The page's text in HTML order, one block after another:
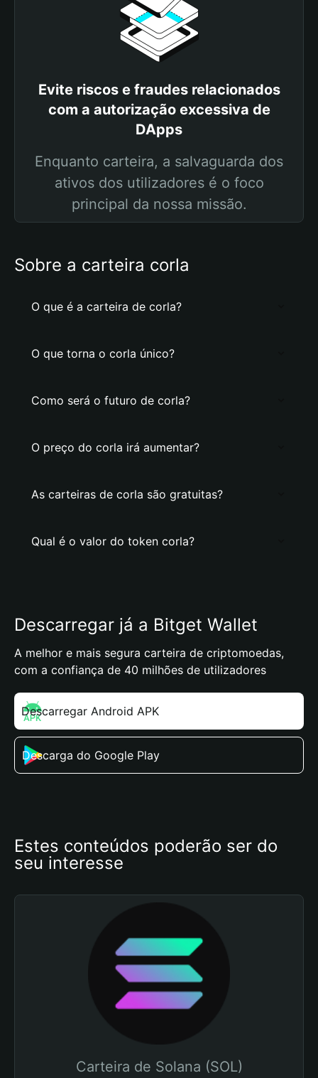
Evite riscos e fraudes relacionados
com a autorização excessiva de
DApps
Enquanto carteira, a salvaguarda dos
ativos dos utilizadores é o foco
principal da nossa missão.
Sobre a carteira corla
O que é a carteira de corla?
O que torna o corla único?
Como será o futuro de corla?
O preço do corla irá aumentar?
As carteiras de corla são gratuitas?
Qual é o valor do token corla?
Descarregar já a Bitget Wallet
A melhor e mais segura carteira de criptomoedas,
com a confiança de 40 milhões de utilizadores
Descarregar Android APK
Descarga do Google Play
Estes conteúdos poderão ser do
seu interesse
Carteira de Solana (SOL)